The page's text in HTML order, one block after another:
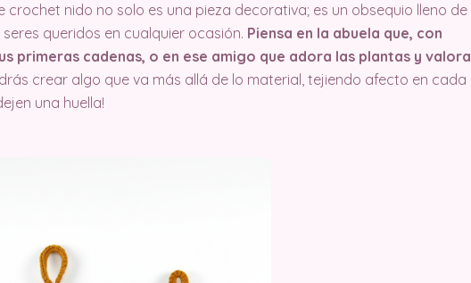
nido no solo es una pieza decorativa; es un obsequio lleno de
queridos en cualquier ocasión. Piensa en la abuela que, con
primeras cadenas, o en ese amigo que adora las plantas y valora
crear algo que va más allá de lo material, tejiendo afecto en cada
una huella!